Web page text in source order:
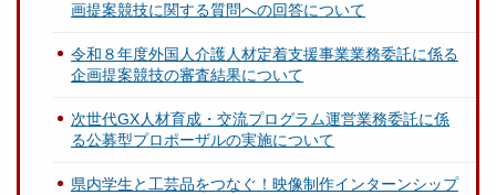
画提案競技に関する質問への回答について
令和８年度外国人介護人材定着支援事業業務委託に係る
企画提案競技の審査結果について
次世代GX人材育成・交流プログラム運営業務委託に係
る公募型プロポーザルの実施について
県内学生と工芸品をつなぐ！映像制作インターンシップ